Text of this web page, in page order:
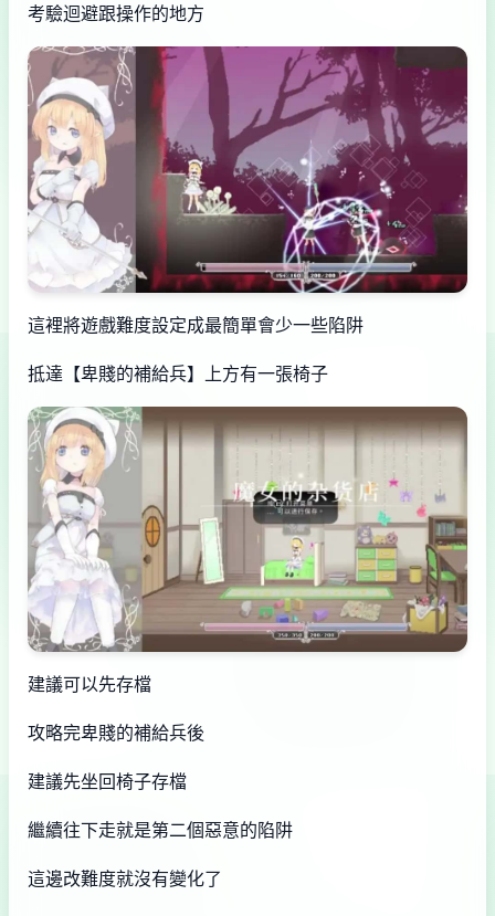
考驗迴避跟操作的地方
這裡將遊戲難度設定成最簡單會少一些陷阱
抵達【卑賤的補給兵】上方有一張椅子
建議可以先存檔
攻略完卑賤的補給兵後
建議先坐回椅子存檔
繼續往下走就是第二個惡意的陷阱
這邊改難度就沒有變化了